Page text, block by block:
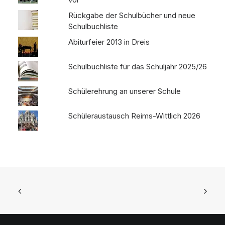
Rückgabe der Schulbücher und neue
Schulbuchliste
Abiturfeier 2013 in Dreis
Schulbuchliste für das Schuljahr 2025/26
Schülerehrung an unserer Schule
Schüleraustausch Reims-Wittlich 2026